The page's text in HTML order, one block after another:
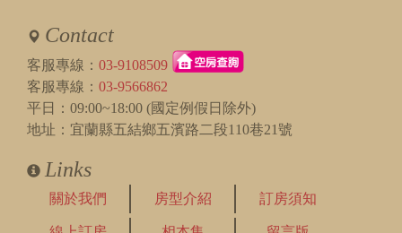
Contact
客服專線： 03-9108509
客服專線： 03-9566862
平日：09:00~18:00 (國定例假日除外)
地址：宜蘭縣五結鄉五濱路二段110巷21號
Links
關於我們 房型介紹 訂房須知